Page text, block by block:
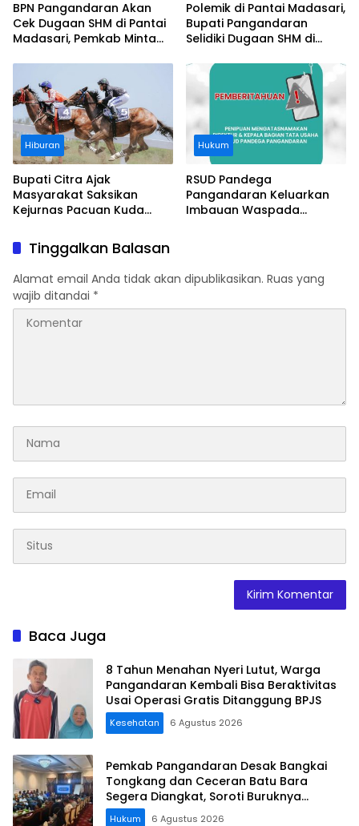
BPN Pangandaran Akan
Cek Dugaan SHM di Pantai
Madasari, Pemkab Minta
Polemik di Pantai Madasari,
Bupati Pangandaran
Selidiki Dugaan SHM di
Pantai
Hiburan
Bupati Citra Ajak
Masyarakat Saksikan
Kejurnas Pacuan Kuda
Legokjawa
Hukum
RSUD Pandega
Pangandaran Keluarkan
Imbauan Waspada
Tinggalkan Balasan
Alamat email Anda tidak akan dipublikasikan. Ruas yang
wajib ditandai *
Baca Juga
8 Tahun Menahan Nyeri Lutut, Warga
Pangandaran Kembali Bisa Beraktivitas
Usai Operasi Gratis Ditanggung BPJS
Kesehatan 6 Agustus 2026
Pemkab Pangandaran Desak Bangkai
Tongkang dan Ceceran Batu Bara
Segera Diangkat, Soroti Buruknya
Koordinasi Perusahaan
Hukum 6 Agustus 2026